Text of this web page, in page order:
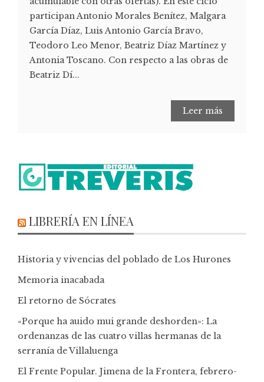
participan Antonio Morales Benítez, Malgara
García Díaz, Luis Antonio García Bravo,
Teodoro Leo Menor, Beatriz Díaz Martínez y
Antonia Toscano. Con respecto a las obras de
Beatriz Dí...
Leer más
LIBRERÍA EN LÍNEA
Historia y vivencias del poblado de Los Hurones
Memoria inacabada
El retorno de Sócrates
«Porque ha auido mui grande deshorden»: La
ordenanzas de las cuatro villas hermanas de la
serranía de Villaluenga
El Frente Popular. Jimena de la Frontera, febrero-